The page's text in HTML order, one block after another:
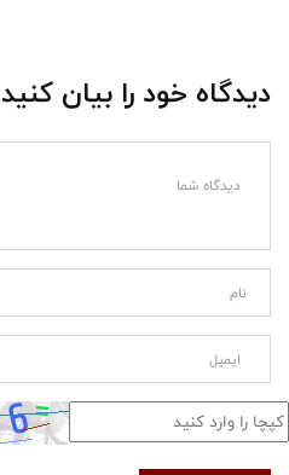
دیدگاه خود را بیان کنید